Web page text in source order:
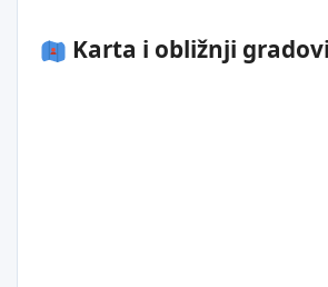
Karta i obližnji gradovi